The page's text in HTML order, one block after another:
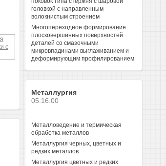
головкой с направленным
волокнистым строением
Многопереходное формирование
плосковершинных поверхностей
деталей со смазочными
микровпадинами выглаживанием и
деформирующим профилированием
Металлургия
05.16.00
Металловедение и термическая
обработка металлов
Металлургия черных, цветных и
редких металлов
Металлургия цветных и редких